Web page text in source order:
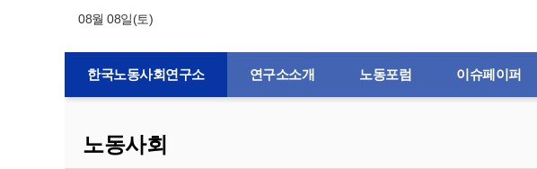
08월 08일(토)
한국노동사회연구소 연구소소개 노동포럼 이슈페이퍼
노동사회